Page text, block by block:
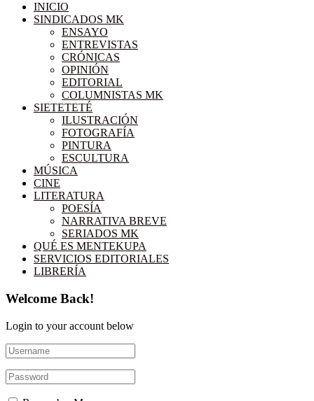
INICIO
SINDICADOS MK
ENSAYO
ENTREVISTAS
CRÓNICAS
OPINIÓN
EDITORIAL
COLUMNISTAS MK
SIETETETÉ
ILUSTRACIÓN
FOTOGRAFÍA
PINTURA
ESCULTURA
MÚSICA
CINE
LITERATURA
POESÍA
NARRATIVA BREVE
SERIADOS MK
QUÉ ES MENTEKUPA
SERVICIOS EDITORIALES
LIBRERÍA
Welcome Back!
Login to your account below